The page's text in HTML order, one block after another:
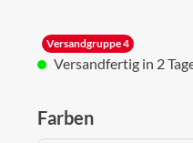
Versandgruppe 4
Versandfertig in 2
Farbenauswählen